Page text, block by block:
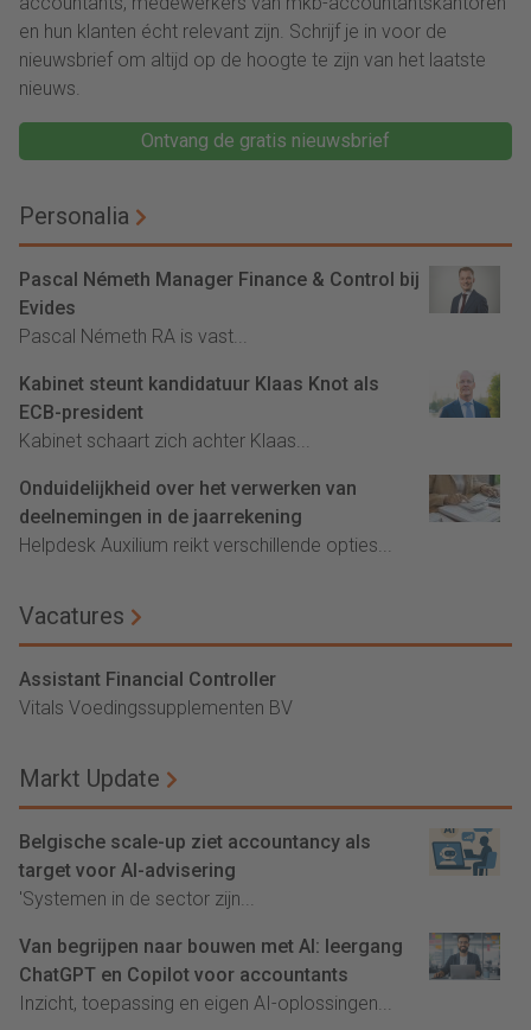
en hun klanten écht relevant zijn. Schrijf je in voor de
nieuwsbrief om altijd op de hoogte te zijn van het laatste
nieuws.
Ontvang de gratis nieuwsbrief
Personalia
Pascal Németh Manager Finance & Control bij
Evides
Pascal Németh RA is vast...
Kabinet steunt kandidatuur Klaas Knot als
ECB-president
Kabinet schaart zich achter Klaas...
Onduidelijkheid over het verwerken van
deelnemingen in de jaarrekening
Helpdesk Auxilium reikt verschillende opties...
Vacatures
Assistant Financial Controller
Vitals Voedingssupplementen BV
Markt Update
Belgische scale-up ziet accountancy als
target voor AI-advisering
'Systemen in de sector zijn...
Van begrijpen naar bouwen met AI: leergang
ChatGPT en Copilot voor accountants
Inzicht, toepassing en eigen AI-oplossingen...